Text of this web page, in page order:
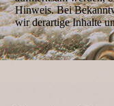
Hinweis. Bei
wir derartige Inhalte